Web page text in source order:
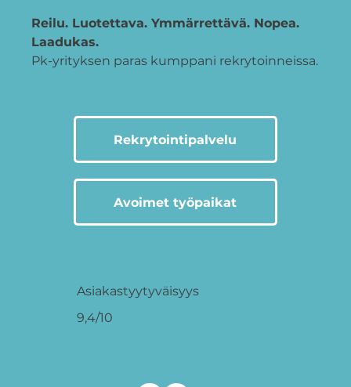
Reilu. Luotettava. Ymmärrettävä. Nopea.
Laadukas.
Pk-yrityksen paras kumppani rekrytoinneissa.
Rekrytointipalvelu
Avoimet työpaikat
Asiakastyytyväisyys
9,4/10